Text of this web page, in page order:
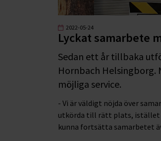
2022-05-24
Lyckat samarbete
Sedan ett år tillbaka
Hornbach
möjliga service.
- Vi är väldigt nöjda över
utkörda till rätt plats, istället
kunna fortsätta samarbetet